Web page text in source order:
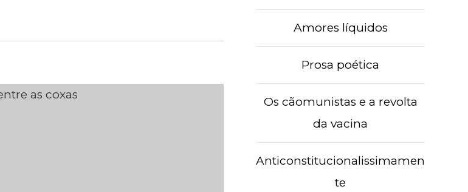
Amores líquidos
Prosa poética
Os cãomunistas e a revolta
da vacina
Anticonstitucionalissimamen
te